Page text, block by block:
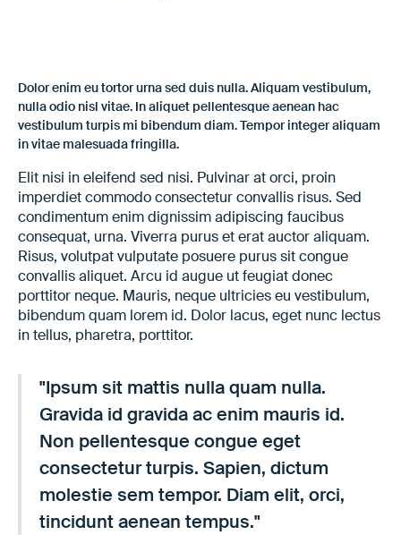
Dolor enim eu tortor urna sed duis nulla. Aliquam vestibulum,
nulla odio nisl vitae. In aliquet pellentesque aenean hac
vestibulum turpis mi bibendum diam. Tempor integer aliquam
in vitae malesuada fringilla.
Elit nisi in eleifend sed nisi. Pulvinar at orci, proin
imperdiet commodo consectetur convallis risus. Sed
condimentum enim dignissim adipiscing faucibus
consequat, urna. Viverra purus et erat auctor aliquam.
Risus, volutpat vulputate posuere purus sit congue
convallis aliquet. Arcu id augue ut feugiat donec
porttitor neque. Mauris, neque ultricies eu vestibulum,
bibendum quam lorem id. Dolor lacus, eget nunc lectus
in tellus, pharetra, porttitor.
"Ipsum sit mattis nulla quam nulla.
Gravida id gravida ac enim mauris id.
Non pellentesque congue eget
consectetur turpis. Sapien, dictum
molestie sem tempor. Diam elit, orci,
tincidunt aenean tempus."